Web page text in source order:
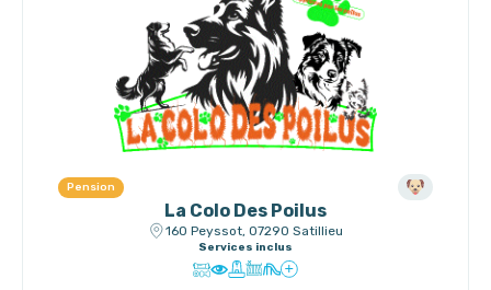
Pension
La Colo Des Poilus
160 Peyssot, 07290 Satillieu
Services inclus